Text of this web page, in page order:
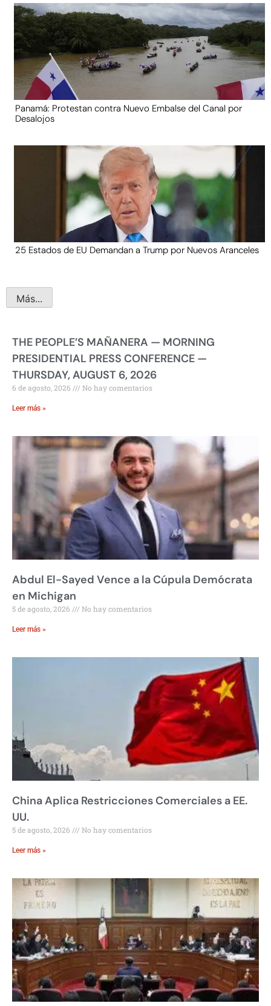
Panamá: Protestan contra Nuevo Embalse del Canal por
Desalojos
25 Estados de EU Demandan a Trump por Nuevos Aranceles
Más...
THE PEOPLE’S MAÑANERA — MORNING
PRESIDENTIAL PRESS CONFERENCE —
THURSDAY, AUGUST 6, 2026
6 de agosto, 2026 No hay comentarios
Leer más »
Abdul El-Sayed Vence a la Cúpula Demócrata
en Michigan
5 de agosto, 2026 No hay comentarios
Leer más »
China Aplica Restricciones Comerciales a EE.
UU.
5 de agosto, 2026 No hay comentarios
Leer más »